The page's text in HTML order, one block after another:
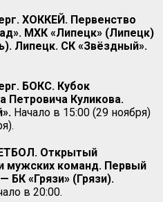
ХОККЕЙ. Первенство
МХК «Липецк» (Липецк)
Липецк. СК «Звёздный».
БОКС. Кубок
Петровича Куликова.
Начало в 15:00 (29 ноября)
Открытый
мужских команд. Первый
БК «Грязи» (Грязи).
в 20:00.